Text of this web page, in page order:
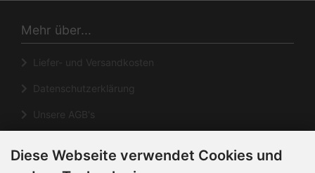
Mehr über...
Liefer- und Versandkosten
Datenschutzerklärung
Unsere AGB's
Diese Webseite verwendet Cookies und